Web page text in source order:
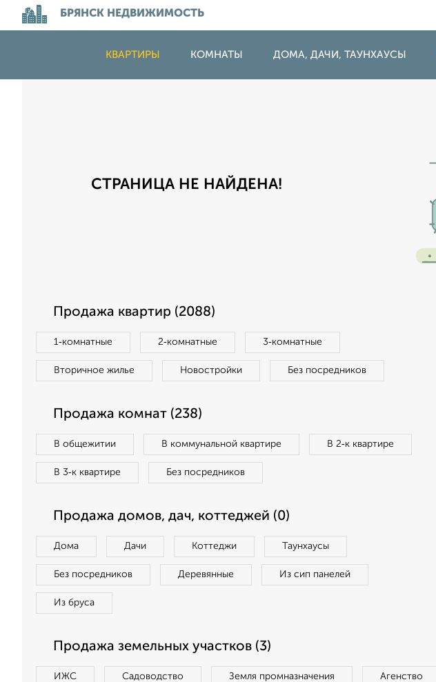
БРЯНСК НЕДВИЖИМОСТЬ
КВАРТИРЫ КОМНАТЫ ДОМА, ДАЧИ, ТАУНХАУСЫ
СТРАНИЦА НЕ НАЙДЕНА!
Продажа квартир (2088)
1‑комнатные 2‑комнатные 3‑комнатные
Вторичное жилье Новостройки Без посредников
Продажа комнат (238)
В общежитии В коммунальной квартире В 2‑к квартире
В 3‑к квартире Без посредников
Продажа домов, дач, коттеджей (0)
Дома Дачи Коттеджи Таунхаусы
Без посредников Деревянные Из сип панелей
Из бруса
Продажа земельных участков (3)
ИЖС Садоводство Земля промназначения Агенство